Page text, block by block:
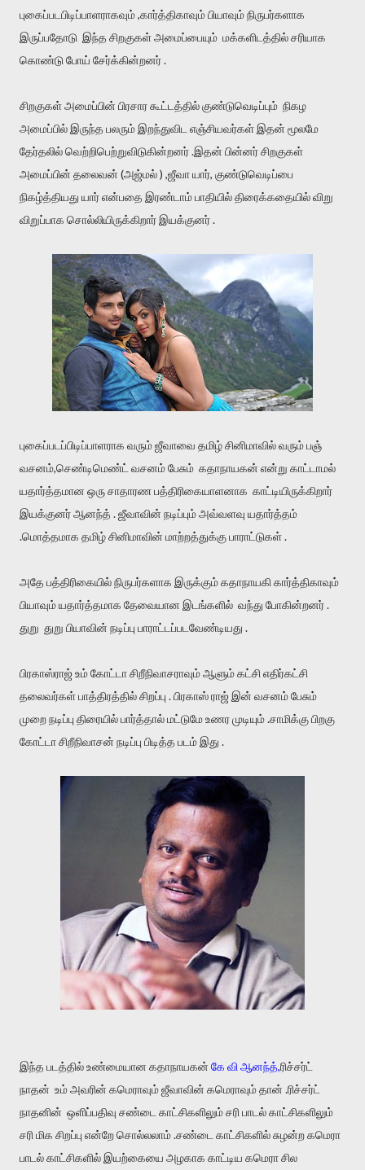
புகைப்படபிடிப்பாளராகவும் ,கார்த்திகாவும் பியாவும் நிருபர்களாக
இருப்பதோடு இந்த சிறகுகள் அமைப்பையும் மக்களிடத்தில் சரியாக
கொண்டு போய் சேர்க்கின்றனர் .
சிறகுகள் அமைப்பின் பிரசார கூட்டத்தில் குண்டுவெடிப்பும் நிகழ
அமைப்பில் இருந்த பலரும் இறந்துவிட எஞ்சியவர்கள் இதன் மூலமே
தேர்தலில் வெற்றிபெற்றுவிடுகின்றனர் .இதன் பின்னர் சிறகுகள்
அமைப்பின் தலைவன் (அஜ்மல் ) ,ஜீவா யார், குண்டுவெடிப்பை
நிகழ்த்தியது யார் என்பதை இரண்டாம் பாதியில் திரைக்கதையில் விறு
விறுப்பாக சொல்லியிருக்கிறார் இயக்குனர் .
புகைப்படப்பிடிப்பாளராக வரும் ஜீவாவை தமிழ் சினிமாவில் வரும் பஞ்
வசனம்,செண்டிமெண்ட் வசனம் பேசும் கதாநாயகன் என்று காட்டாமல்
யதார்த்தமான ஒரு சாதாரண பத்திரிகையாளனாக காட்டியிருக்கிறார்
இயக்குனர் ஆனந்த் . ஜீவாவின் நடிப்பும் அவ்வளவு யதார்த்தம்
.மொத்தமாக தமிழ் சினிமாவின் மாற்றத்துக்கு பாராட்டுகள் .
அதே பத்திரிகையில் நிருபர்களாக இருக்கும் கதாநாயகி கார்த்திகாவும்
பியாவும் யதார்த்தமாக தேவையான இடங்களில் வந்து போகின்றனர் .
துறு துறு பியாவின் நடிப்பு பாராட்டப்படவேண்டியது .
பிரகாஸ்ராஜ் உம் கோட்டா சிறீநிவாசராவும் ஆளும் கட்சி எதிர்கட்சி
தலைவர்கள் பாத்திரத்தில் சிறப்பு . பிரகாஸ் ராஜ் இன் வசனம் பேசும்
முறை நடிப்பு திரையில் பார்த்தால் மட்டுமே உணர முடியும் .சாமிக்கு பிறகு
கோட்டா சிறீநிவாசன் நடிப்பு பிடித்த படம் இது .
இந்த படத்தில் உண்மையான கதாநாயகன் கே வி ஆனந்த்,ரிச்சர்ட்
நாதன் உம் அவரின் கமெராவும் ஜீவாவின் கமெராவும் தான் .ரிச்சர்ட்
நாதனின் ஒளிப்பதிவு சண்டை காட்சிகளிலும் சரி பாடல் காட்சிகளிலும்
சரி மிக சிறப்பு என்றே சொல்லலாம் .சண்டை காட்சிகளில் சுழன்ற கமெரா
பாடல் காட்சிகளில் இயற்கையை அழகாக காட்டிய கமெரா சில